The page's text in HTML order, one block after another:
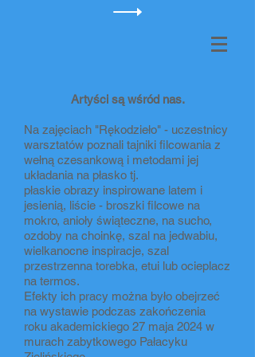
​Artyści są wśród nas.
Na zajęciach "Rękodzieło" - uczestnicy
warsztatów poznali tajniki filcowania z
wełną czesankową i metodami jej
układania na płasko tj.
płaskie obrazy inspirowane latem i
jesienią, liście - broszki filcowe na
mokro, anioły świąteczne, na sucho,
ozdoby na choinkę, szal na jedwabiu,
wielkanocne inspiracje, szal
przestrzenna torebka, etui lub ocieplacz
na termos.
Efekty ich pracy można było obejrzeć
na wystawie podczas zakończenia
roku akademickiego 27 maja 2024 w
murach zabytkowego Pałacyku